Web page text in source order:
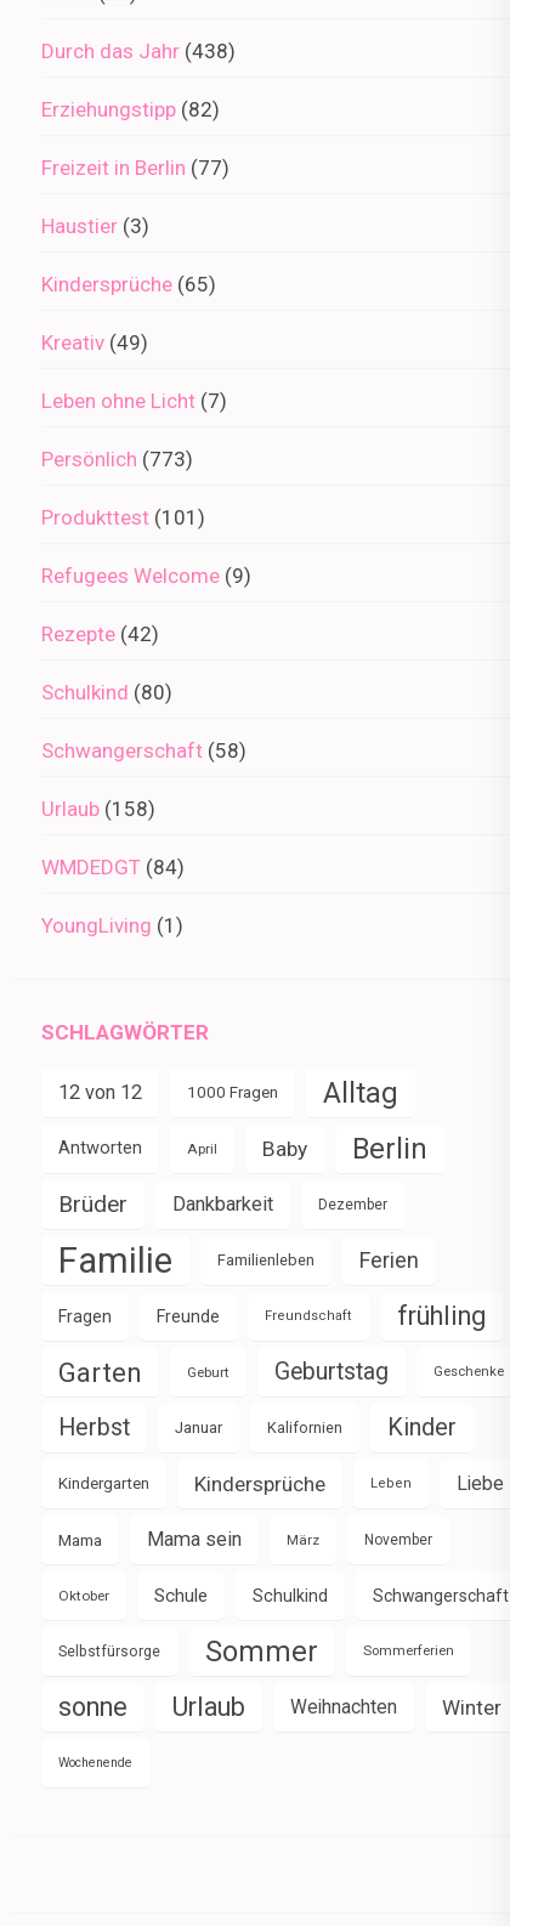
Durch das Jahr (438)
Erziehungstipp (82)
Freizeit in Berlin (77)
Haustier (3)
Kindersprüche (65)
Kreativ (49)
Leben ohne Licht (7)
Persönlich (773)
Produkttest (101)
Refugees Welcome (9)
Rezepte (42)
Schulkind (80)
Schwangerschaft (58)
Urlaub (158)
WMDEDGT (84)
YoungLiving (1)
SCHLAGWÖRTER
12 von 12 1000 Fragen Alltag
Antworten April Baby Berlin
Brüder Dankbarkeit Dezember
Familie Familienleben Ferien
Fragen Freunde Freundschaft frühling
Garten Geburt Geburtstag Geschenke
Herbst Januar Kalifornien Kinder
Kindergarten Kindersprüche Leben Liebe
Mama Mama sein März November
Oktober Schule Schulkind Schwangerschaft
Selbstfürsorge Sommer Sommerferien
sonne Urlaub Weihnachten Winter
Wochenende